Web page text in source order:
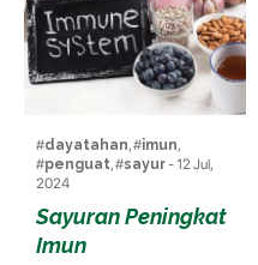
#dayatahan, #imun,
#penguat, #sayur- 12 Jul,
2024
Sayuran Peningkat
Imun